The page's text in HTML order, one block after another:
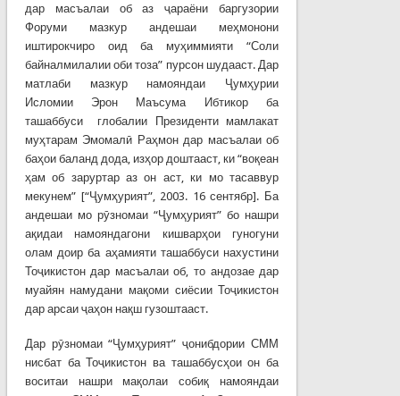
дар масъалаи об аз ҷараёни баргузории
Форуми мазкур андешаи меҳмонони
иштирокчиро оид ба муҳиммияти “Соли
байналмилалии оби тоза” пурсон шудааст. Дар
матлаби мазкур намояндаи Ҷумҳурии
Исломии Эрон Маъсума Ибтикор ба
ташаббуси глобалии Президенти мамлакат
муҳтарам Эмомалӣ Раҳмон дар масъалаи об
баҳои баланд дода, изҳор доштааст, ки “воқеан
ҳам об заруртар аз он аст, ки мо тасаввур
мекунем” [“Ҷумҳурият”, 2003. 16 сентябр]. Ба
андешаи мо рӯзномаи “Ҷумҳурият” бо нашри
ақидаи намояндагони кишварҳои гуногуни
олам доир ба аҳамияти ташаббуси нахустини
Тоҷикистон дар масъалаи об, то андозае дар
муайян намудани мақоми сиёсии Тоҷикистон
дар арсаи ҷаҳон нақш гузоштааст.
Дар рӯзномаи “Ҷумҳурият” ҷонибдории СММ
нисбат ба Тоҷикистон ва ташаббусҳои он ба
воситаи нашри мақолаи собиқ намояндаи